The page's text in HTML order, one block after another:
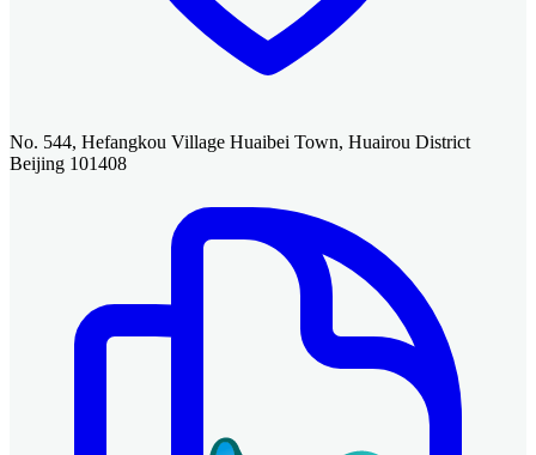
No. 544, Hefangkou Village Huaibei Town, Huairou District
Beijing 101408